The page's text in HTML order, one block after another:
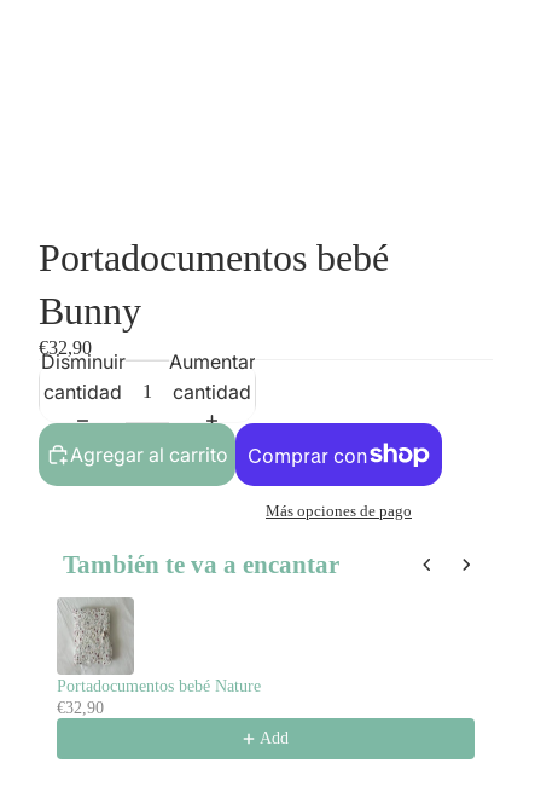
Portadocumentos bebé
Bunny
€32,90
Disminuir
cantidad
Aumentar
cantidad
Agregar al carrito
Más opciones de pago
También te va a encantar
Use the Previous and Next buttons to navigate through product
Portadocumentos bebé Nature
€32,90
Add